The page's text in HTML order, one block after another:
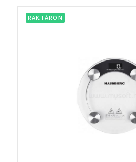
RAKTÁRON